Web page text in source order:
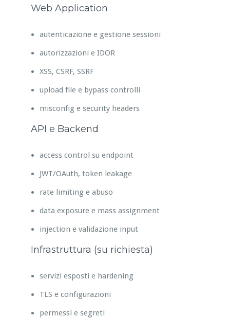
Web Application
autenticazione e gestione sessioni
autorizzazioni e IDOR
XSS, CSRF, SSRF
upload file e bypass controlli
misconfig e security headers
API e Backend
access control su endpoint
JWT/OAuth, token leakage
rate limiting e abuso
data exposure e mass assignment
injection e validazione input
Infrastruttura (su richiesta)
servizi esposti e hardening
TLS e configurazioni
permessi e segreti